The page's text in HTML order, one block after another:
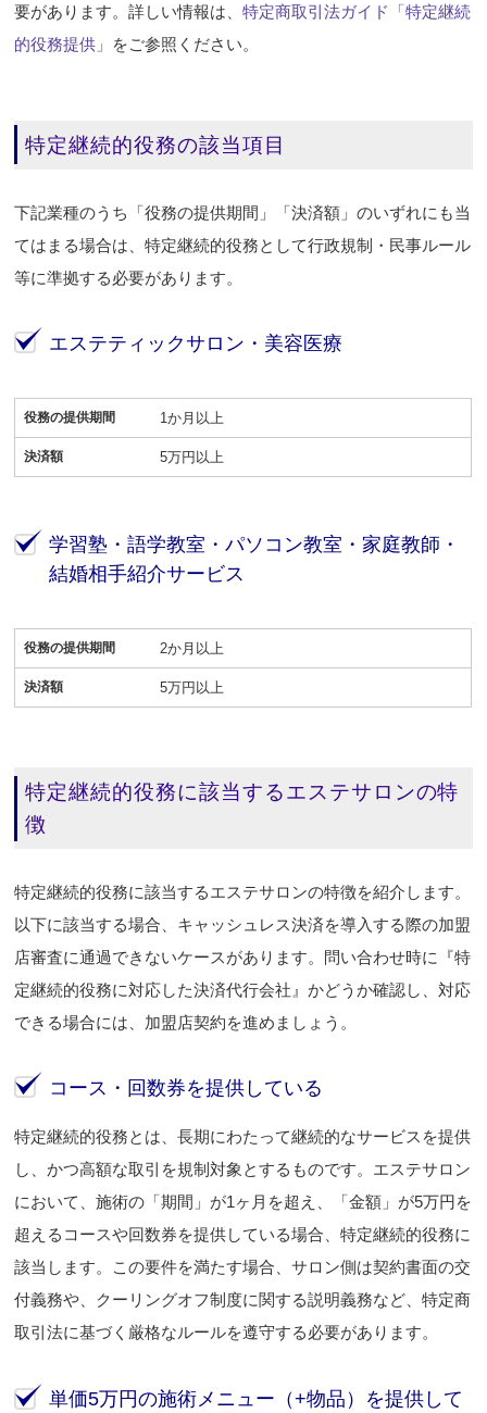
要があります。詳しい情報は、特定商取引法ガイド「特定継続
的役務提供」 をご参照ください。
特定継続的役務の該当項目
下記業種のうち「役務の提供期間」「決済額」のいずれにも当
てはまる場合は、特定継続的役務として行政規制・民事ルール
等に準拠する必要があります。
エステティックサロン・美容医療
役務の提供期間 1か月以上
決済額 5万円以上
学習塾・語学教室・パソコン教室・家庭教師・
結婚相手紹介サービス
役務の提供期間 2か月以上
決済額 5万円以上
特定継続的役務に該当するエステサロンの特
徴
特定継続的役務に該当するエステサロンの特徴を紹介します。
以下に該当する場合、キャッシュレス決済を導入する際の加盟
店審査に通過できないケースがあります。問い合わせ時に『特
定継続的役務に対応した決済代行会社』かどうか確認し、対応
できる場合には、加盟店契約を進めましょう。
コース・回数券を提供している
特定継続的役務とは、長期にわたって継続的なサービスを提供
し、かつ高額な取引を規制対象とするものです。エステサロン
において、施術の「期間」が1ヶ月を超え、「金額」が5万円を
超えるコースや回数券を提供している場合、特定継続的役務に
該当します。この要件を満たす場合、サロン側は契約書面の交
付義務や、クーリングオフ制度に関する説明義務など、特定商
取引法に基づく厳格なルールを遵守する必要があります。
単価5万円の施術メニュー（+物品）を提供して